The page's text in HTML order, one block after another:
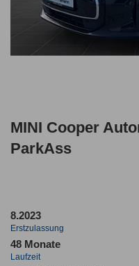
MINI Cooper
ParkAss
8.2023
Erstzulassung
48 Monate
Laufzeit